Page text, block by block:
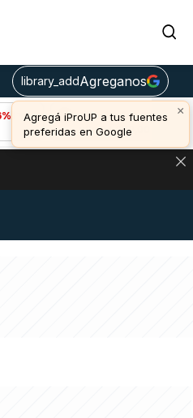
library_addAgreganos
×
Agregá iProUP a tus fuentes
preferidas en Google
Bitcoin (-0,55%)
u$s 64.380,00
DEFINE LOS PRECIOS DE